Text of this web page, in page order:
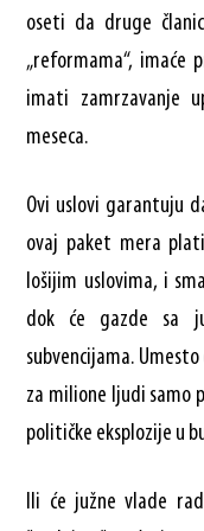
oseti da druge
„reformama“, imaće
imati zamrzavanje
meseca.
Ovi uslovi garantuju
ovaj paket mera
lošijim uslovima, i
dok će gazde sa
subvencijama.
za milione ljudi samo
političke eksplozije u
Ili će južne vlade